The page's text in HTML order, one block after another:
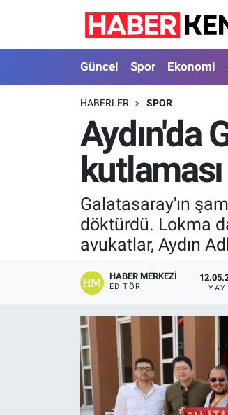
Güncel Spor Ekonomi
HABERLER SPOR
Aydın'da
Galatasaray'ın
döktürdü. Lokma
avukatlar, Aydın
HABER MERKEZI
EDITÖR
Güncel
Spor
Ekonomi
Nöbetçi Eczaneler
Hava Durumu
İstanbul Namaz Vakitleri
Trafik Durumu
Süper Lig Puan Durumu ve Fikstür
Tüm Manşetler
Son Dakika Haberleri